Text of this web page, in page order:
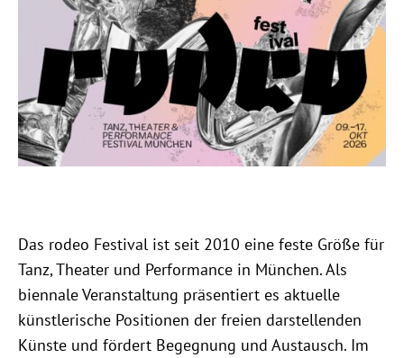
Das rodeo Festival ist seit 2010 eine feste Größe für
Tanz, Theater und Performance in München. Als
biennale Veranstaltung präsentiert es aktuelle
künstlerische Positionen der freien darstellenden
Künste und fördert Begegnung und Austausch. Im